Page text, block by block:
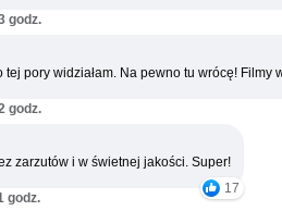
godz.
pory widziałam. Na pewno tu wrócę! Filmy
godz.
zarzutów i w świetnej jakości. Super!
17
godz.